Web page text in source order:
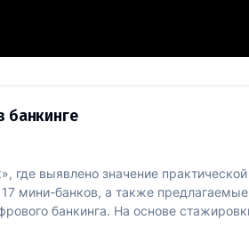
навыков в банкинге
банкинге
выявлено значение
мини-банков, а также
банкинга. На основе